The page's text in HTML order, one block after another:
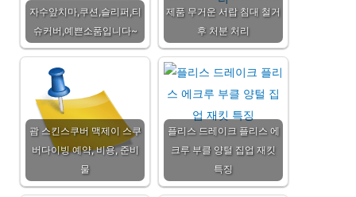
자수앞치마,쿠션,슬리퍼,티
슈커버,예쁜소품입니다~
제품 무거운 서랍 침대 철거
후 처분 처리
괌 스킨스쿠버 맥제이 스쿠
버다이빙 예약, 비용, 준비
물
플리스 드레이크 플리스 에
크루 부클 양털 집업 재킷
특징